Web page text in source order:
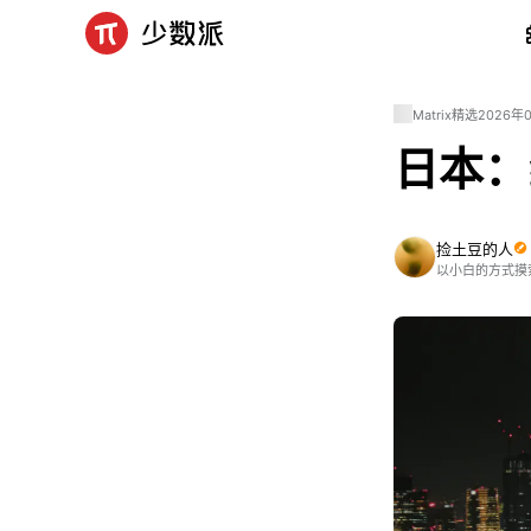
Matrix精选2026年
日本
捡土豆的人
以小白的方式摸